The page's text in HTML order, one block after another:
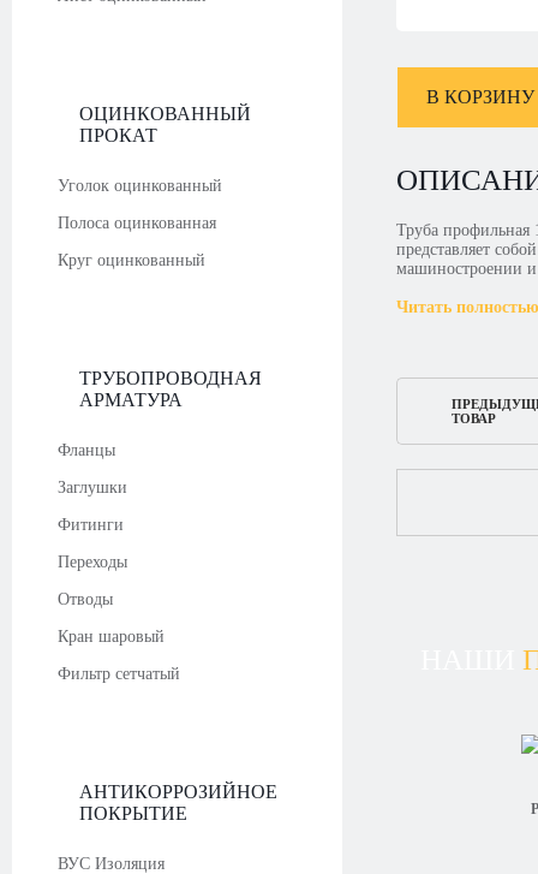
ОЦИНКОВАННЫЙ
ПРОКАТ
Уголок оцинкованный
Полоса оцинкованная
Круг оцинкованный
ТРУБОПРОВОДНАЯ
АРМАТУРА
Фланцы
Заглушки
Фитинги
Переходы
Отводы
Кран шаровый
Фильтр сетчатый
АНТИКОРРОЗИЙНОЕ
ПОКРЫТИЕ
ВУС Изоляция
В КОРЗИНУ
Труба профильная
представляет
машиностроении
Читать
ТОВАР